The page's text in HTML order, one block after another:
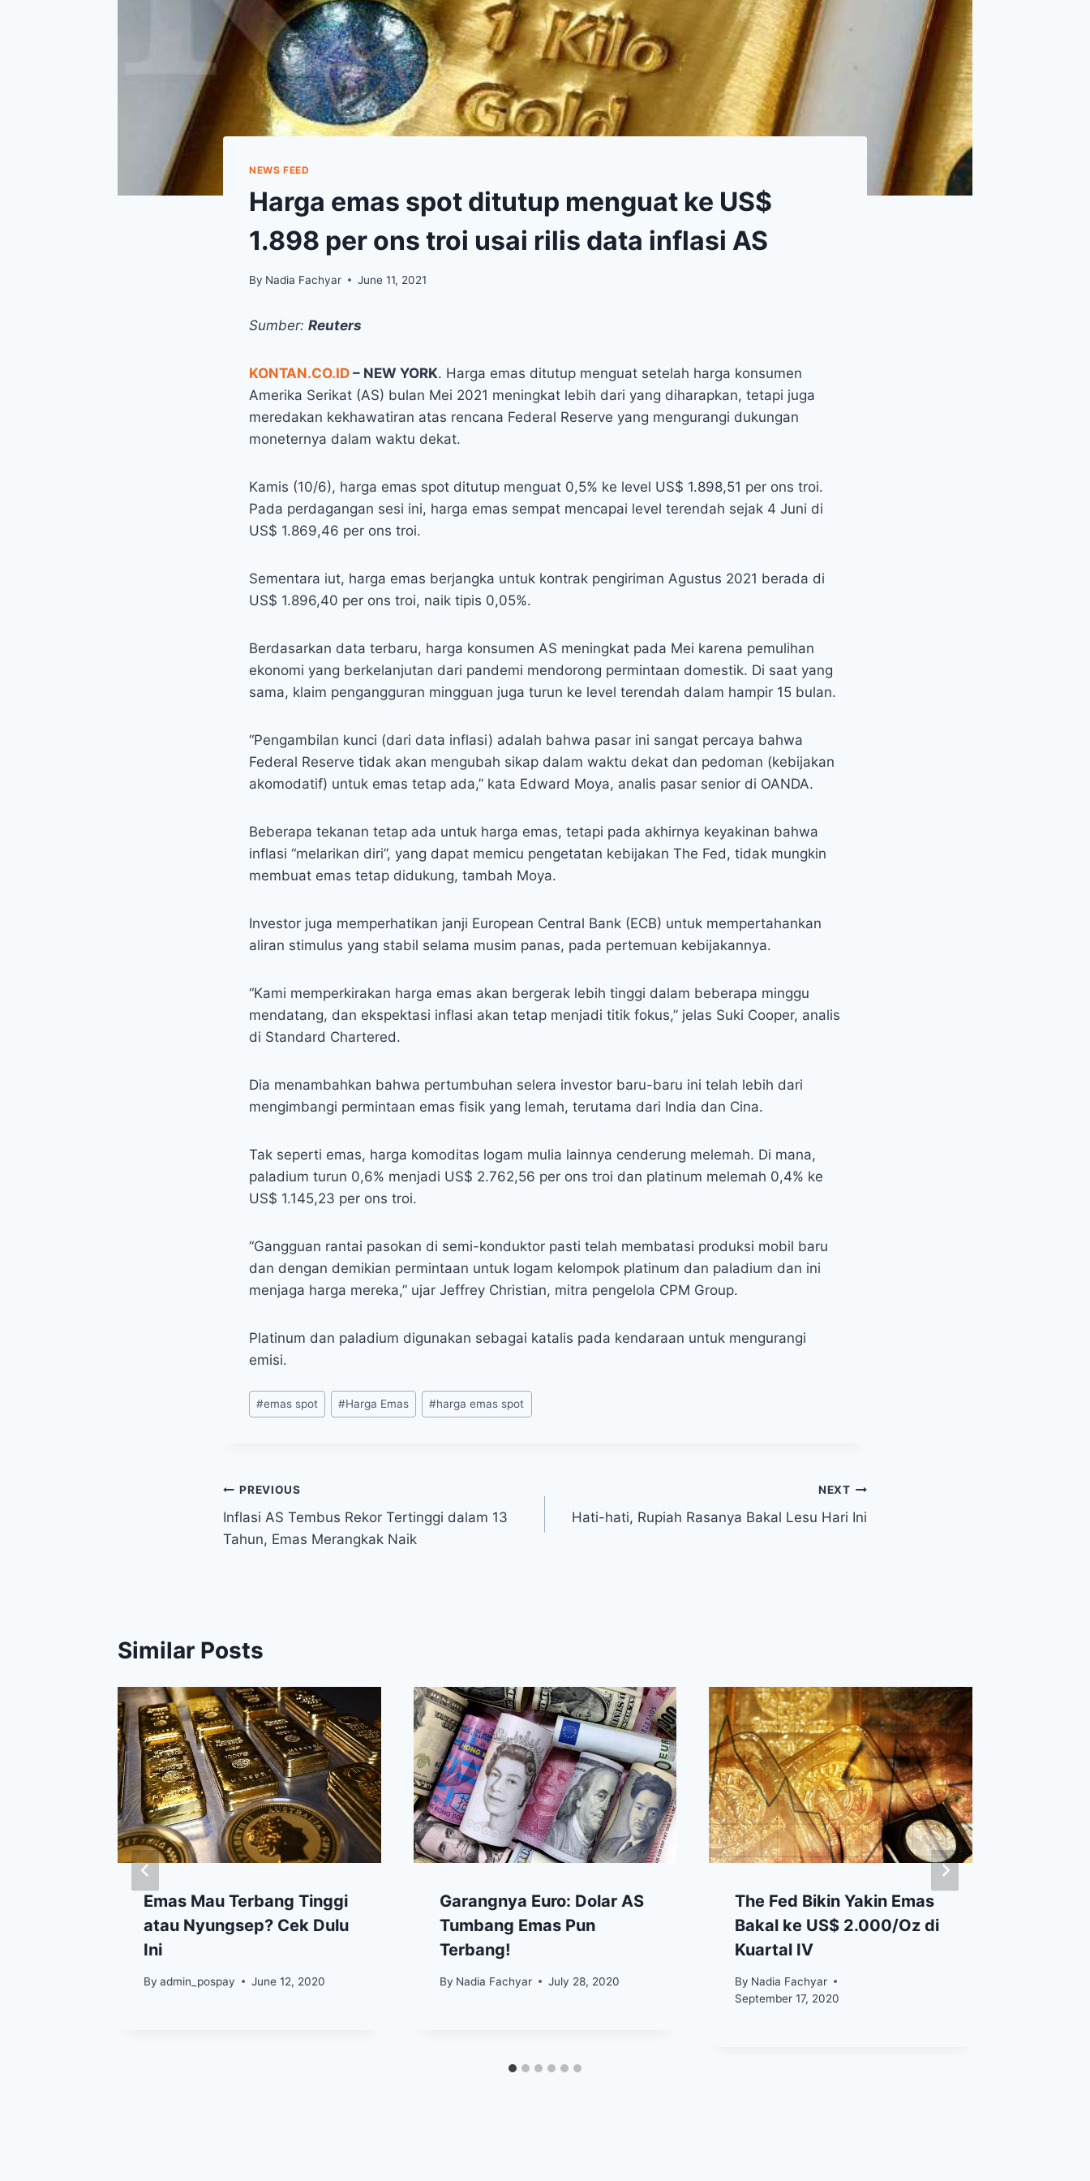
NEWS FEED
Harga emas spot ditutup menguat ke US$
1.898 per ons troi usai rilis data inflasi AS
By Nadia Fachyar June 11, 2021
Sumber: Reuters
KONTAN.CO.ID – NEW YORK. Harga emas ditutup menguat setelah harga konsumen
Amerika Serikat (AS) bulan Mei 2021 meningkat lebih dari yang diharapkan, tetapi juga
meredakan kekhawatiran atas rencana Federal Reserve yang mengurangi dukungan
moneternya dalam waktu dekat.
Kamis (10/6), harga emas spot ditutup menguat 0,5% ke level US$ 1.898,51 per ons troi.
Pada perdagangan sesi ini, harga emas sempat mencapai level terendah sejak 4 Juni di
US$ 1.869,46 per ons troi.
Sementara iut, harga emas berjangka untuk kontrak pengiriman Agustus 2021 berada di
US$ 1.896,40 per ons troi, naik tipis 0,05%.
Berdasarkan data terbaru, harga konsumen AS meningkat pada Mei karena pemulihan
ekonomi yang berkelanjutan dari pandemi mendorong permintaan domestik. Di saat yang
sama, klaim pengangguran mingguan juga turun ke level terendah dalam hampir 15 bulan.
“Pengambilan kunci (dari data inflasi) adalah bahwa pasar ini sangat percaya bahwa
Federal Reserve tidak akan mengubah sikap dalam waktu dekat dan pedoman (kebijakan
akomodatif) untuk emas tetap ada,” kata Edward Moya, analis pasar senior di OANDA.
Beberapa tekanan tetap ada untuk harga emas, tetapi pada akhirnya keyakinan bahwa
inflasi “melarikan diri”, yang dapat memicu pengetatan kebijakan The Fed, tidak mungkin
membuat emas tetap didukung, tambah Moya.
Investor juga memperhatikan janji European Central Bank (ECB) untuk mempertahankan
aliran stimulus yang stabil selama musim panas, pada pertemuan kebijakannya.
“Kami memperkirakan harga emas akan bergerak lebih tinggi dalam beberapa minggu
mendatang, dan ekspektasi inflasi akan tetap menjadi titik fokus,” jelas Suki Cooper, analis
di Standard Chartered.
Dia menambahkan bahwa pertumbuhan selera investor baru-baru ini telah lebih dari
mengimbangi permintaan emas fisik yang lemah, terutama dari India dan Cina.
Tak seperti emas, harga komoditas logam mulia lainnya cenderung melemah. Di mana,
paladium turun 0,6% menjadi US$ 2.762,56 per ons troi dan platinum melemah 0,4% ke
US$ 1.145,23 per ons troi.
“Gangguan rantai pasokan di semi-konduktor pasti telah membatasi produksi mobil baru
dan dengan demikian permintaan untuk logam kelompok platinum dan paladium dan ini
menjaga harga mereka,” ujar Jeffrey Christian, mitra pengelola CPM Group.
Platinum dan paladium digunakan sebagai katalis pada kendaraan untuk mengurangi
emisi.
Post
Tags:
#emas spot #Harga Emas #harga emas spot
Post
navigation
PREVIOUS
Inflasi AS Tembus Rekor Tertinggi dalam 13
Tahun, Emas Merangkak Naik
NEXT
Hati-hati, Rupiah Rasanya Bakal Lesu Hari Ini
Similar Posts
Emas Mau Terbang Tinggi
atau Nyungsep? Cek Dulu
Ini
By admin_pospay June 12, 2020
Garangnya Euro: Dolar AS
Tumbang Emas Pun
Terbang!
By Nadia Fachyar July 28, 2020
The Fed Bikin Yakin Emas
Bakal ke US$ 2.000/Oz di
Kuartal IV
By Nadia Fachyar
September 17, 2020